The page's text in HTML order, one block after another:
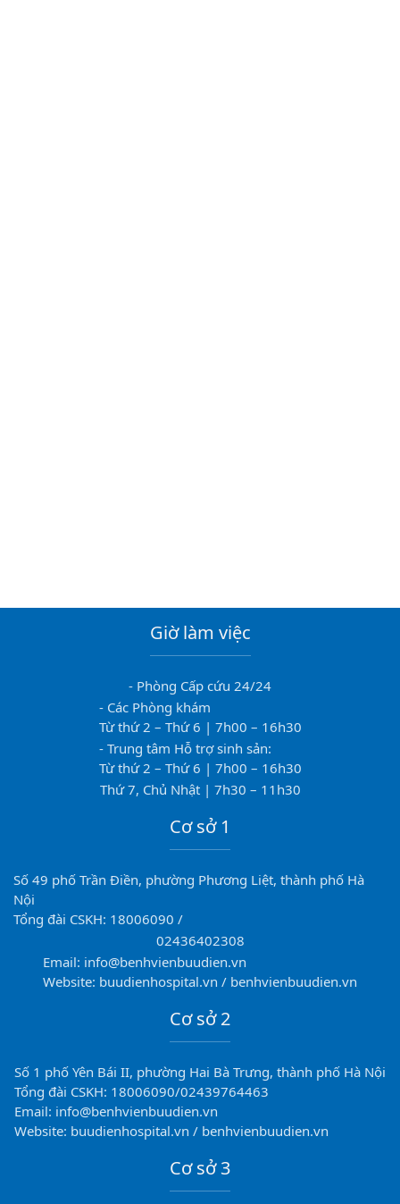
Giờ làm việc
- Phòng Cấp cứu 24/24
- Các Phòng khám
Từ thứ 2 – Thứ 6 | 7h00 – 16h30
- Trung tâm Hỗ trợ sinh sản:
Từ thứ 2 – Thứ 6 | 7h00 – 16h30
Thứ 7, Chủ Nhật | 7h30 – 11h30
Cơ sở 1
Số 49 phố Trần Điền, phường Phương Liệt, thành phố Hà
Nội
Tổng đài CSKH: 18006090 /
02436402308
Email: info@benhvienbuudien.vn
Website: buudienhospital.vn / benhvienbuudien.vn
Cơ sở 2
Số 1 phố Yên Bái II, phường Hai Bà Trưng, thành phố Hà Nội
Tổng đài CSKH: 18006090/02439764463
Email: info@benhvienbuudien.vn
Website: buudienhospital.vn / benhvienbuudien.vn
Cơ sở 3